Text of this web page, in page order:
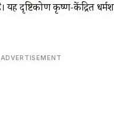
दृष्टिकोण कृष्ण-केंद्रित
ADVERTISEMENT